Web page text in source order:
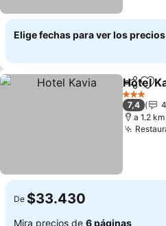
Elige fechas para ver los
Hotel
3 Estrellas
7,4
a 1.2
De $33.430
Mira precios de 6 páginas